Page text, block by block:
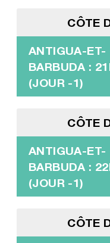
CÔTE
ANTIGUA-ET-
BARBUDA :
(JOUR -1)
CÔTE
ANTIGUA-ET-
BARBUDA :
(JOUR -1)
CÔTE